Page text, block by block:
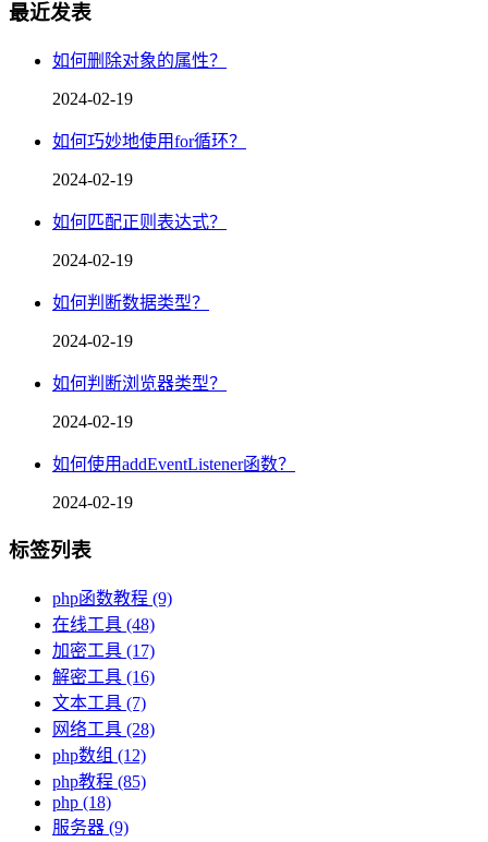
最近发表
如何删除对象的属性？
2024-02-19
如何巧妙地使用for循环？
2024-02-19
如何匹配正则表达式？
2024-02-19
如何判断数据类型？
2024-02-19
如何判断浏览器类型？
2024-02-19
如何使用addEventListener函数？
2024-02-19
标签列表
php函数教程 (9)
在线工具 (48)
加密工具 (17)
解密工具 (16)
文本工具 (7)
网络工具 (28)
php数组 (12)
php教程 (85)
php (18)
服务器 (9)